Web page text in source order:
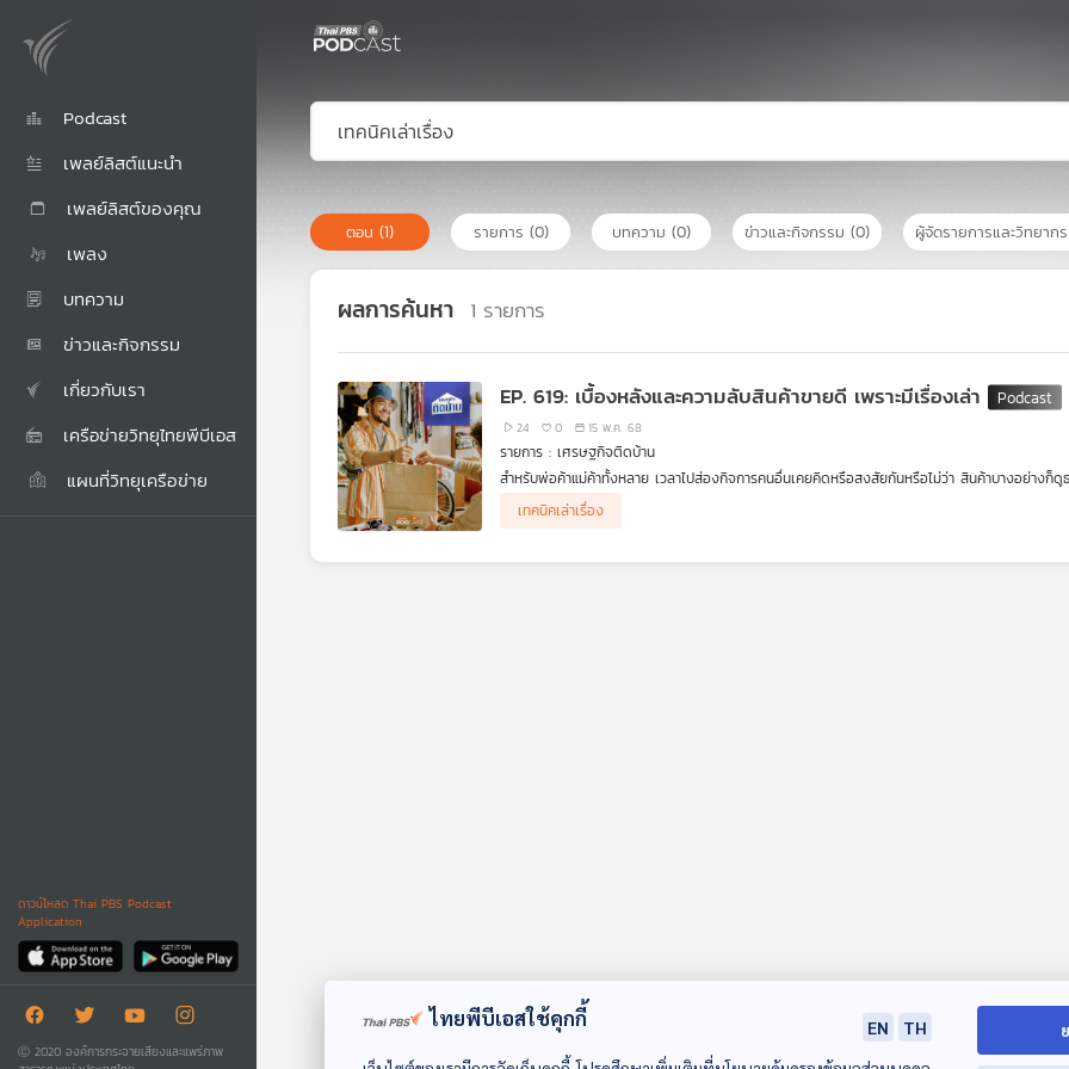
Podcast
เพลย์ลิสต์แนะนำ
เพลย์ลิสต์ของคุณ
เพลง
บทความ
ข่าวและกิจกรรม
เกี่ยวกับเรา
เครือข่ายวิทยุไทยพีบีเอส
แผนที่วิทยุเครือข่าย
ดาวน์โหลด Thai PBS Podcast
Application
Ⓒ 2020 องค์การกระจายเสียงและแพร่ภาพ
ตอน (1) รายการ (0) บทความ (0) ข่าวและกิจกรรม (0) ผู้จัดรายการและวิทยากร
ผลการค้นหา 1 รายการ
EP. 619: เบื้องหลังและความลับสินค้าขายดี เพราะมีเรื่องเล่า
24 0 15 พ.ค. 68
รายการ : เศรษฐกิจติดบ้าน
สำหรับพ่อค้าแม่ค้าทั้งหลาย เวลาไปส่องกิจการคนอื่นเคยคิดหรือสงสัยกันหรือไม่ว่า สินค้าบางอย่างก็
ทุกวันนี้การขายสินค้าแค่บอกสรรพคุณอย่างเดียวก็คงไม่พอต้องงัดเทคนิคหรือกลยุทธ์ใหม่ ๆ เพื่อดึง
โลกต่างใช้นั่นคือ #การเล่าเรื่อง (Storytelling) เทคนิคนี้ไม่เพียงแค่สร้างคุณค่าให้กับแบรนด์เท่านั้น
NeuroMarketing การตลาดเชิงประสาทวิทยา เล่าให้ฟังในรายการ เศรษฐกิจติดบ้าน ค่ะ
เทคนิคเล่าเรื่อง
ไทยพีบีเอสใช้คุกกี้ EN
TH